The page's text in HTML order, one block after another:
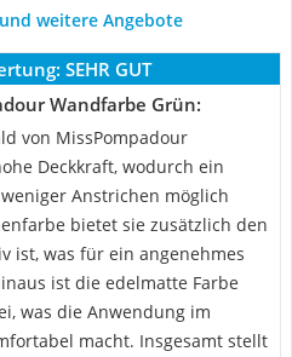
weitere Angebote
SEHR GUT
Wandfarbe Grün:
von MissPompadour
Deckkraft, wodurch ein
Anstrichen möglich
bietet sie zusätzlich den
ist, was für ein angenehmes
ist die edelmatte Farbe
was die Anwendung im
macht. Insgesamt stellt